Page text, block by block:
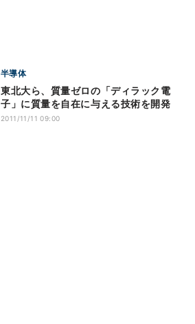
半導体
東北大ら、質量ゼロの「ディラック電
子」に質量を自在に与える技術を開発
2011/11/11 09:00